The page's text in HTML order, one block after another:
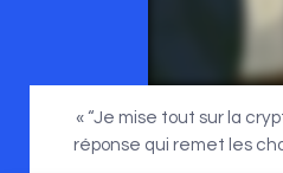
« “Je mise tout sur la
réponse qui remet les